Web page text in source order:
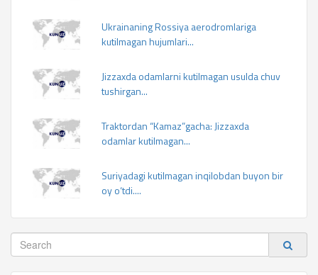
Ukrainaning Rossiya aerodromlariga
kutilmagan hujumlari...
Jizzaxda odamlarni kutilmagan usulda chuv
tushirgan...
Traktordan “Kamaz”gacha: Jizzaxda
odamlar kutilmagan...
Suriyadagi kutilmagan inqilobdan buyon bir
oy o‘tdi....